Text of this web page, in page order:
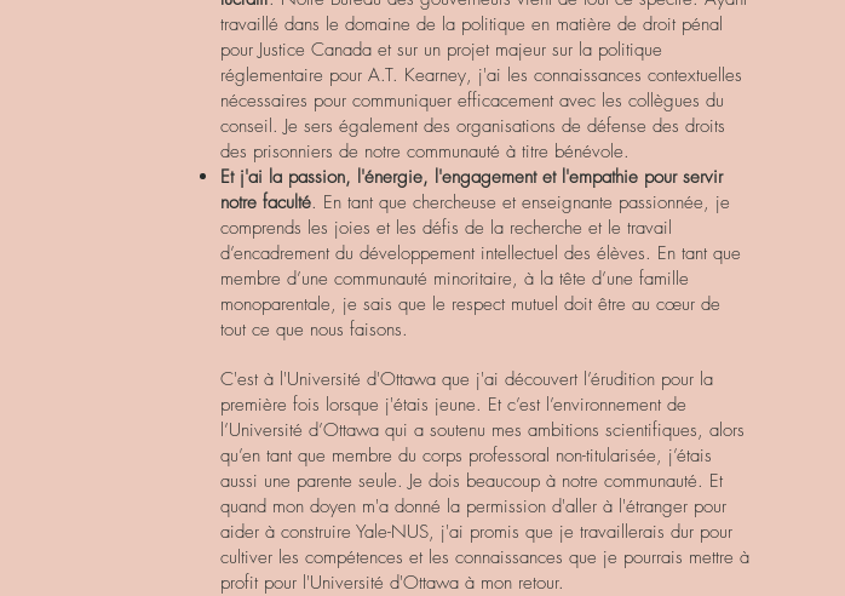
travaillé dans le domaine de la politique en matière de droit pénal
pour Justice Canada et sur un projet majeur sur la politique
réglementaire pour A.T. Kearney, j'ai les connaissances contextuelles
nécessaires pour communiquer efficacement avec les collègues du
conseil. Je sers également des organisations de défense des droits
des prisonniers de notre communauté à titre bénévole.
Et j'ai la passion, l'énergie, l'engagement et l'empathie pour servir
notre faculté. En tant que chercheuse et enseignante passionnée, je
comprends les joies et les défis de la recherche et le travail
d’encadrement du développement intellectuel des élèves. En tant que
membre d’une communauté minoritaire, à la tête d’une famille
monoparentale, je sais que le respect mutuel doit être au cœur de
tout ce que nous faisons.
C'est à l'Université d'Ottawa que j'ai découvert l’érudition pour la
première fois lorsque j'étais jeune. Et c’est l’environnement de
l’Université d’Ottawa qui a soutenu mes ambitions scientifiques, alors
qu’en tant que membre du corps professoral non-titularisée, j’étais
aussi une parente seule. Je dois beaucoup à notre communauté. Et
quand mon doyen m'a donné la permission d'aller à l'étranger pour
aider à construire Yale-NUS, j'ai promis que je travaillerais dur pour
cultiver les compétences et les connaissances que je pourrais mettre à
profit pour l'Université d'Ottawa à mon retour.